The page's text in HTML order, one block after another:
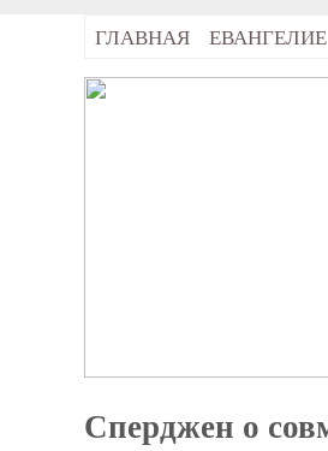
ГЛАВНАЯ ЕВАНГЕЛИЕ
Сперджен о